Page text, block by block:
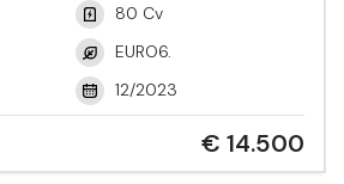
80 Cv
EURO6.
12/2023
€ 14.500